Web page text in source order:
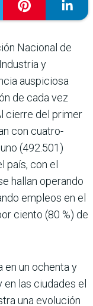
Nacional de
y
auspiciosa
de cada vez
cierre del primer
con cuatro­
(492.501)
país, con el
hallan operando
empleos en el
ciento (80 %) de
en un ochenta y
las ciudades el
una evolución